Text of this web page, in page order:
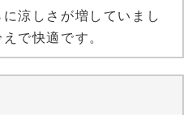
涼しさが増していまし
で快適です。